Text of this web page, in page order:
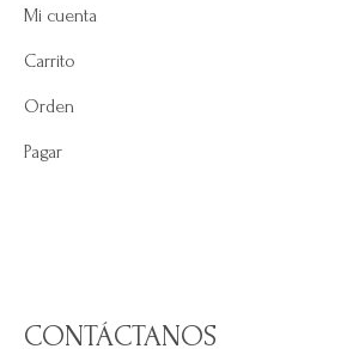
Mi cuenta
Carrito
Orden
Pagar
CONTÁCTANOS